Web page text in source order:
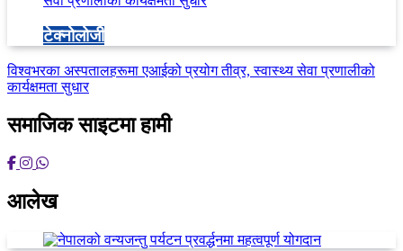
टेक्नोलोजी
विश्वभरका अस्पतालहरूमा एआईको प्रयोग तीव्र, स्वास्थ्य सेवा प्रणालीको
कार्यक्षमता सुधार
समाजिक साइटमा हामी
आलेख